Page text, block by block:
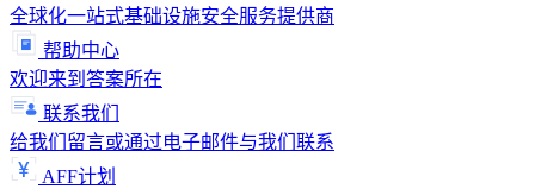
全球化一站式基础设施安全服务提供商
帮助中心
欢迎来到答案所在
联系我们
给我们留言或通过电子邮件与我们联系
AFF计划